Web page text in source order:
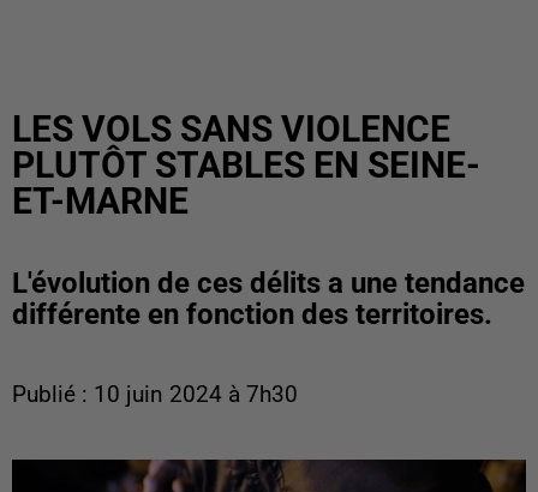
LES VOLS SANS VIOLENCE
PLUTÔT STABLES EN SEINE-
ET-MARNE
L'évolution de ces délits a une tendance
différente en fonction des territoires.
Publié : 10 juin 2024 à 7h30